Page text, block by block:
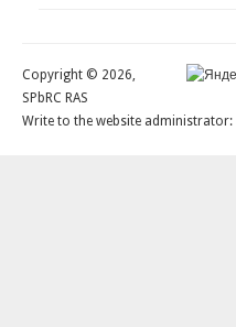
Copyright © 2026,
SPbRC RAS
Write to the website administrator: